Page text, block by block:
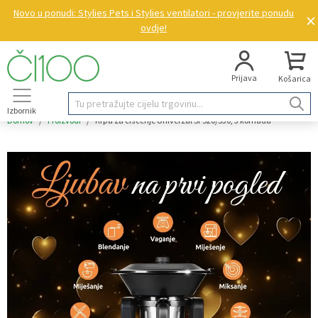
Novo u ponudi: Stylies Pets i Stylies ventilatori - provjerite ponudu
ovdje!
×
Prijava Košarica
Izbornik
Domov / Proizvodi / Krpa za čišćenje Univerzal SP520/530, 3 komada